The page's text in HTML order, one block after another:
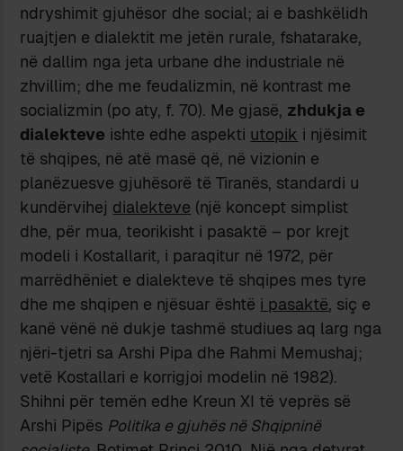
ndryshimit gjuhësor dhe social; ai e bashkëlidh
ruajtjen e dialektit me jetën rurale, fshatarake,
në dallim nga jeta urbane dhe industriale në
zhvillim; dhe me feudalizmin, në kontrast me
socializmin (po aty, f. 70). Me gjasë, zhdukja e
dialekteve ishte edhe aspekti utopik i njësimit
të shqipes, në atë masë që, në vizionin e
planëzuesve gjuhësorë të Tiranës, standardi u
kundërvihej dialekteve (një koncept simplist
dhe, për mua, teorikisht i pasaktë – por krejt
modeli i Kostallarit, i paraqitur në 1972, për
marrëdhëniet e dialekteve të shqipes mes tyre
dhe me shqipen e njësuar është i pasaktë, siç e
kanë vënë në dukje tashmë studiues aq larg nga
njëri-tjetri sa Arshi Pipa dhe Rahmi Memushaj;
vetë Kostallari e korrigjoi modelin në 1982).
Shihni për temën edhe Kreun XI të veprës së
Arshi Pipës Politika e gjuhës në Shqipninë